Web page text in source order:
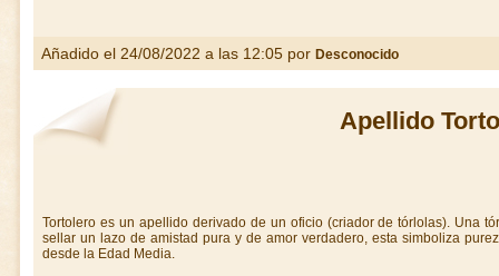
Añadido el 24/08/2022 a las 12:05 por Desconocido
Apellido
Tortolero es un apellido derivado de un oficio (criador de tórlolas). Una
sellar un lazo de amistad pura y de amor verdadero, esta simboliza
desde la Edad Media.